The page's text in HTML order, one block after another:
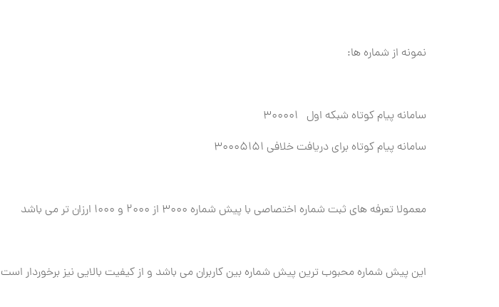
نمونه از شماره ها:
سامانه پیام کوتاه شبکه اول 300001
سامانه پیام کوتاه برای دریافت خلافی 30005151
معمولا تعرفه های ثبت شماره اختصاصی با پیش شماره 3000 از 2000 و 1000 ارزان تر می باشد
این پیش شماره محبوب ترین پیش شماره بین کاربران می باشد و از کیفیت بالایی نیز برخوردار است